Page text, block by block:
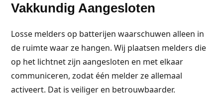
Vakkundig Aangesloten
Losse melders op batterijen waarschuwen alleen in
de ruimte waar ze hangen. Wij plaatsen melders die
op het lichtnet zijn aangesloten en met elkaar
communiceren, zodat één melder ze allemaal
activeert. Dat is veiliger en betrouwbaarder.